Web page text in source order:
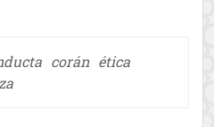
corán ética